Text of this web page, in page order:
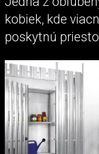
kobiek, kde
poskytnú